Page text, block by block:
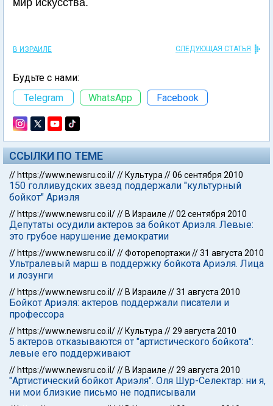
мир искусства.
В ИЗРАИЛЕ СЛЕДУЮЩАЯ СТАТЬЯ
Будьте с нами:
Telegram
WhatsApp Facebook
ССЫЛКИ ПО ТЕМЕ
// https://www.newsru.co.il/// Культура //06 сентября 2010
150 голливудских звезд поддержали "культурный
бойкот" Ариэля
// https://www.newsru.co.il/// В Израиле //02 сентября 2010
Депутаты осудили актеров за бойкот Ариэля. Левые:
это грубое нарушение демократии
// https://www.newsru.co.il///Фоторепортажи //31 августа 2010
Ультралевый марш в поддержку бойкота Ариэля. Лица
и лозунги
// https://www.newsru.co.il/// В Израиле //31 августа 2010
Бойкот Ариэля: актеров поддержали писатели и
профессорa
// https://www.newsru.co.il/// Культура //29 августа 2010
5 актеров отказываются от "артистического бойкота":
левые его поддерживают
// https://www.newsru.co.il/// В Израиле //29 августа 2010
"Артистический бойкот Ариэля". Оля Шур-Селектар: ни я,
ни мои близкие письмо не подписывали